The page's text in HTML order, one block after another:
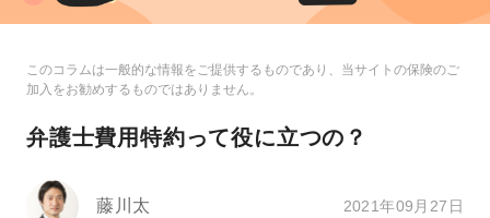
このコラムは一般的な情報をご提供するものであり、当サイトの保険のご
加入をお勧めするものではありません。
弁護士費用特約って役に立つの？
藤川太 2021年09月27日